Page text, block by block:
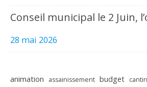
Conseil municipal le 2 Juin,
28 mai 2026
animation assainissement budget